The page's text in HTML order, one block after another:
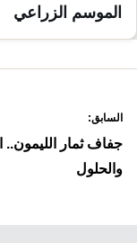
الموسم الزراعي
المقالات
السابق:
جفاف ثمار الليمون..
والحلول